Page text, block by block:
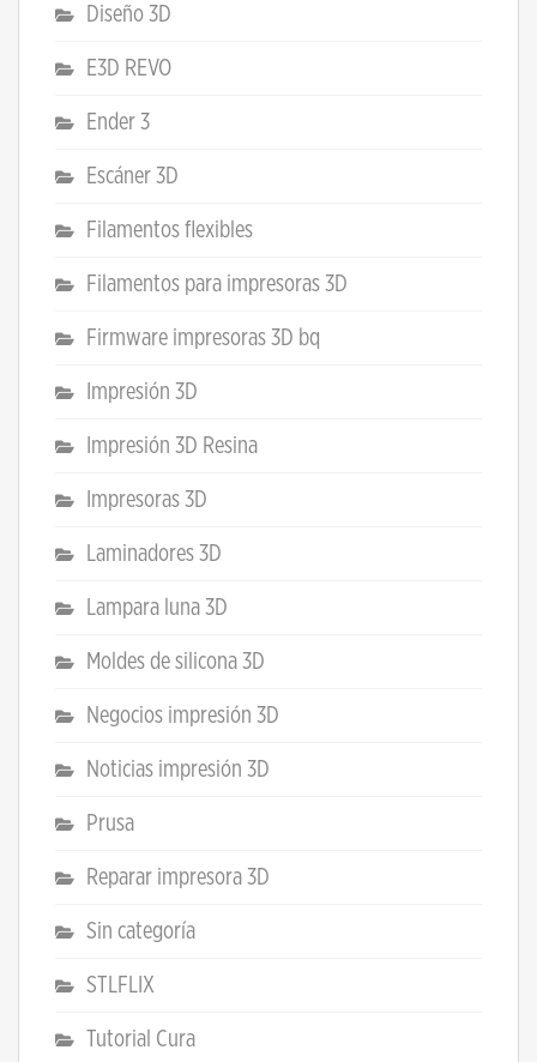
Diseño 3D
E3D REVO
Ender 3
Escáner 3D
Filamentos flexibles
Filamentos para impresoras 3D
Firmware impresoras 3D bq
Impresión 3D
Impresión 3D Resina
Impresoras 3D
Laminadores 3D
Lampara luna 3D
Moldes de silicona 3D
Negocios impresión 3D
Noticias impresión 3D
Prusa
Reparar impresora 3D
Sin categoría
STLFLIX
Tutorial Cura